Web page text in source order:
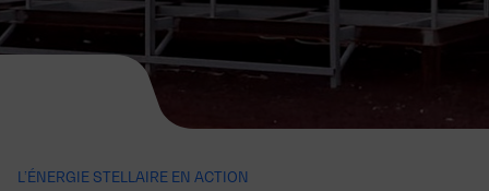
L’ÉNERGIE STELLAIRE EN ACTION